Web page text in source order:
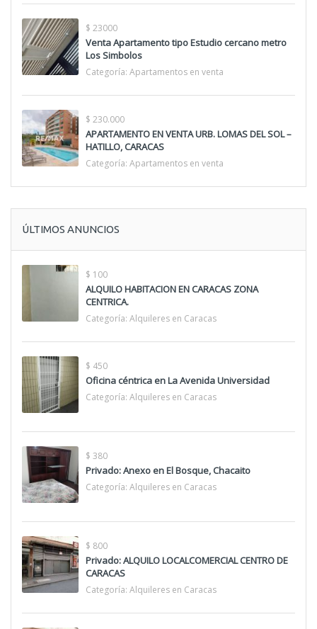
$ 23000
Venta Apartamento tipo Estudio cercano metro
Los Simbolos
Categoría: Apartamentos en venta
$ 230.000
APARTAMENTO EN VENTA URB. LOMAS DEL SOL –
HATILLO, CARACAS
Categoría: Apartamentos en venta
ÚLTIMOS ANUNCIOS
$ 100
ALQUILO HABITACION EN CARACAS ZONA
CENTRICA.
Categoría: Alquileres en Caracas
$ 450
Oficina céntrica en La Avenida Universidad
Categoría: Alquileres en Caracas
$ 380
Privado: Anexo en El Bosque, Chacaito
Categoría: Alquileres en Caracas
$ 800
Privado: ALQUILO LOCALCOMERCIAL CENTRO DE
CARACAS
Categoría: Alquileres en Caracas